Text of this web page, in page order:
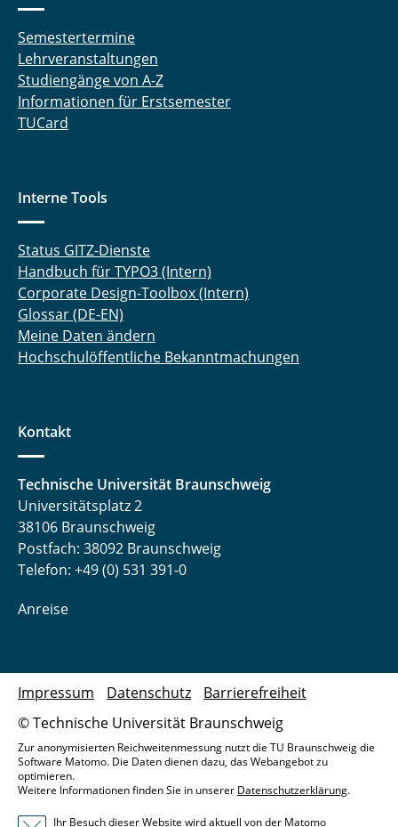
Semestertermine
Lehrveranstaltungen
Studiengänge von A-Z
Informationen für Erstsemester
TUCard
Interne Tools
Status GITZ-Dienste
Handbuch für TYPO3 (Intern)
Corporate Design-Toolbox (Intern)
Glossar (DE-EN)
Meine Daten ändern
Hochschulöffentliche Bekanntmachungen
Kontakt
Technische Universität Braunschweig
Universitätsplatz 2
38106 Braunschweig
Postfach: 38092 Braunschweig
Telefon: +49 (0) 531 391-0
Anreise
© Technische Universität Braunschweig
Impressum Datenschutz Barrierefreiheit
Zur anonymisierten Reichweitenmessung nutzt die TU Braunschweig die
Software Matomo. Die Daten dienen dazu, das Webangebot zu
optimieren.
Weitere Informationen finden Sie in unserer Datenschutzerklärung.
Ihr Besuch dieser Website wird aktuell von der Matomo